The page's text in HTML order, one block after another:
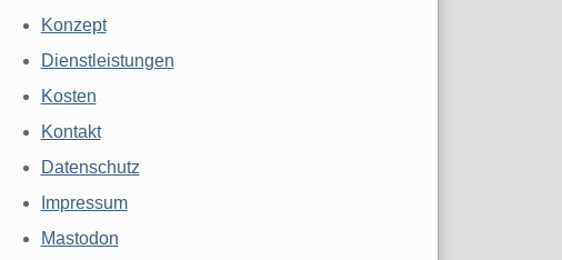
Konzept
Dienstleistungen
Kosten
Kontakt
Datenschutz
Impressum
Mastodon